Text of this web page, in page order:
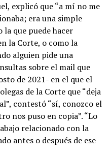
explicó que “a mí no me
era una simple
la que puede hacer
la Corte, o como la
alguien pide una
sobre el mail que
de 2021- en el que el
de la Corte que “deja
contestó “sí, conozco el
nos puso en copia”. “Lo
relacionado con la
antes o después de ese